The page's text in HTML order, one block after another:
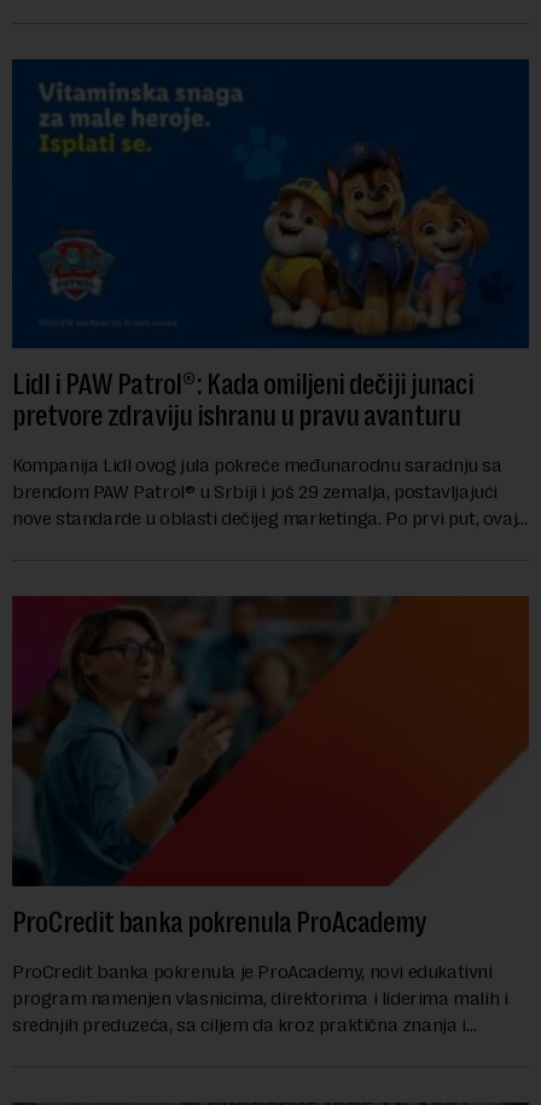
Lidl i PAW Patrol®: Kada omiljeni dečiji junaci
pretvore zdraviju ishranu u pravu avanturu
Kompanija Lidl ovog jula pokreće međunarodnu saradnju sa
brendom PAW Patrol® u Srbiji i još 29 zemalja, postavljajući
nove standarde u oblasti dečijeg marketinga. Po prvi put, ovaj
ProCredit banka pokrenula ProAcademy
ProCredit banka pokrenula je ProAcademy, novi edukativni
program namenjen vlasnicima, direktorima i liderima malih i
srednjih preduzeća, sa ciljem da kroz praktična znanja i